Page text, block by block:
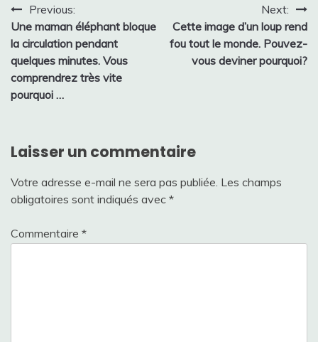
Navigation
de
l’article
Previous:
Une maman éléphant bloque
la circulation pendant
quelques minutes. Vous
comprendrez très vite
pourquoi …
Next:
Cette image d’un loup rend
fou tout le monde. Pouvez-
vous deviner pourquoi?
Laisser un commentaire
Votre adresse e-mail ne sera pas publiée. Les champs
obligatoires sont indiqués avec *
Commentaire *